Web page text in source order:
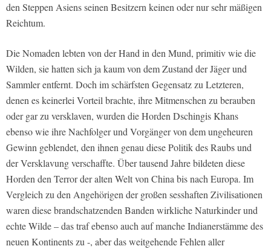
den Steppen Asiens seinen Besitzern keinen oder nur sehr mäßigen
Reichtum.
Die Nomaden lebten von der Hand in den Mund, primitiv wie die
Wilden, sie hatten sich ja kaum von dem Zustand der Jäger und
Sammler entfernt. Doch im schärfsten Gegensatz zu Letzteren,
denen es keinerlei Vorteil brachte, ihre Mitmenschen zu berauben
oder gar zu versklaven, wurden die Horden Dschingis Khans
ebenso wie ihre Nachfolger und Vorgänger von dem ungeheuren
Gewinn geblendet, den ihnen genau diese Politik des Raubs und
der Versklavung verschaffte. Über tausend Jahre bildeten diese
Horden den Terror der alten Welt von China bis nach Europa. Im
Vergleich zu den Angehörigen der großen sesshaften Zivilisationen
waren diese brandschatzenden Banden wirkliche Naturkinder und
echte Wilde – das traf ebenso auch auf manche Indianerstämme des
neuen Kontinents zu -, aber das weitgehende Fehlen aller